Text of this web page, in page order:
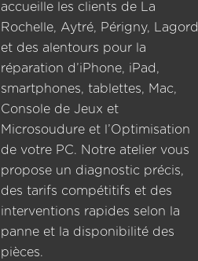
accueille les clients de La
Rochelle, Aytré, Périgny, Lagord
et des alentours pour la
réparation d’iPhone, iPad,
smartphones, tablettes, Mac,
Console de Jeux et
Microsoudure et l’Optimisation
de votre PC. Notre atelier vous
propose un diagnostic précis,
des tarifs compétitifs et des
interventions rapides selon la
panne et la disponibilité des
pièces.